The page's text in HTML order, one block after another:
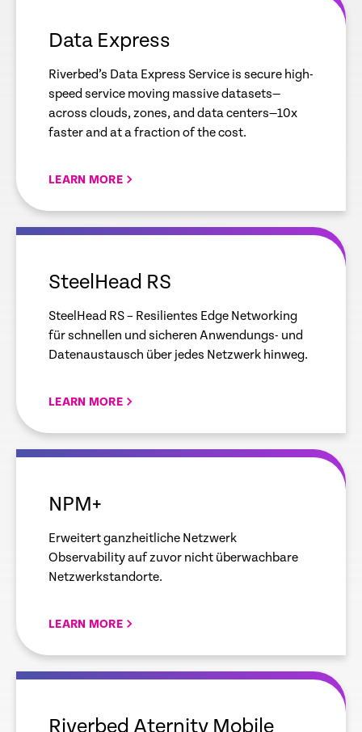
Data Express
Riverbed’s Data Express Service is secure high-
speed service moving massive datasets—
across clouds, zones, and data centers—10x
faster and at a fraction of the cost.
LEARN MORE
empty
SteelHead RS
SteelHead RS – Resilientes Edge Networking
für schnellen und sicheren Anwendungs- und
Datenaustausch über jedes Netzwerk hinweg.
LEARN MORE
empty
NPM+
Erweitert ganzheitliche Netzwerk
Observability auf zuvor nicht überwachbare
Netzwerkstandorte.
LEARN MORE
empty
Riverbed Aternity Mobile